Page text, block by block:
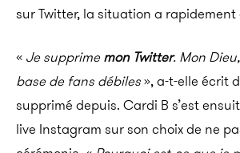
sur Twitter, la situation a rapidement
« Je supprimemon Twitter. Mon
base de fans débiles», a-t-elle écrit
supprimé depuis. Cardi B s’est
live Instagram sur son choix de ne